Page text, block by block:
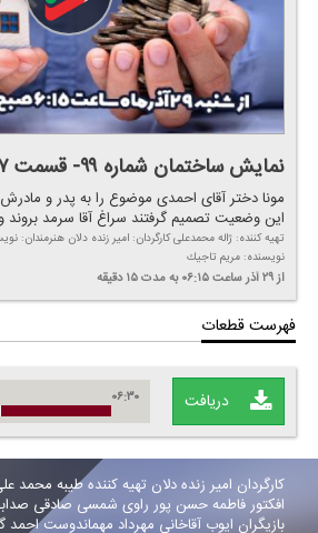
نمایش ساختمان شماره ۹۹- قسمت ۷
مونا دختر آقای احمدی موضوع را به پدر و
این وضعیت تصمیم گرفتند سراغ آقا سرمد بروند
تهیه كننده: ژاله محمدعلی كارگردان: امیر زنده دلان هنرمندان:
نویسنده: مریم تاجیك
از ۲۹ آذر ساعت ۰۶:۱۵ به مدت ۱۵ دقیقه
فهرست قطعات
دریافت ۰۶:۳۰
كارگردان امیر زنده دلان تهیه كننده طیبه محمد
افكتور فاطمه حسن پور راوی شمسی صادقی
بازیگران ایوب آقاخانی مهرداد مهماندوست احمد